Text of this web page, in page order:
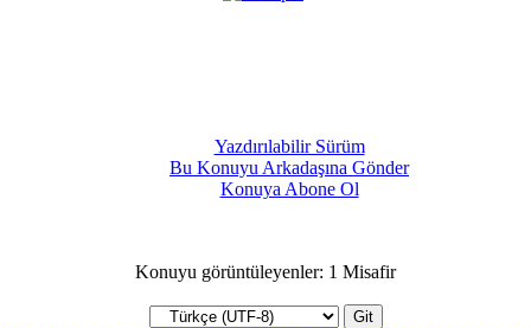
Yazdırılabilir Sürüm
Bu Konuyu Arkadaşına Gönder
Konuya Abone Ol
Konuyu görüntüleyenler: 1 Misafir